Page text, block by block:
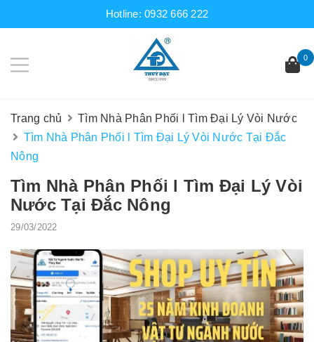
Hotline:0932 666 222
0
Trang chủ
Tìm Nhà Phân Phối l Tìm Đại Lý Vòi Nước
Tìm Nhà Phân Phối l Tìm Đại Lý Vòi Nước Tại Đắc
Nông
Tìm Nhà Phân Phối l Tìm Đại Lý Vòi
Nước Tại Đắc Nông
29/03/2022